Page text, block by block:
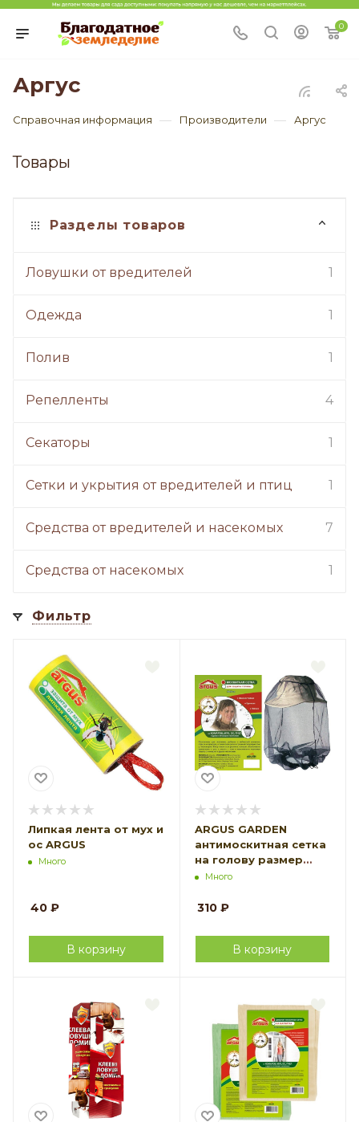
0
Аргус
Справочная информация — Производители — Аргус
Товары
Разделы товаров
Ловушки от вредителей 1
Одежда 1
Полив 1
Репелленты 4
Секаторы 1
Сетки и укрытия от вредителей и птиц 1
Средства от вредителей и насекомых 7
Средства от насекомых 1
Фильтр
Липкая лента от мух и
ос ARGUS
Много
40 ₽
В корзину
ARGUS GARDEN
антимоскитная сетка
на голову размер
50*50 см
Много
310₽
В корзину